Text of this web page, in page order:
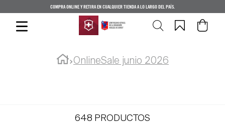
COMPRA ONLINE Y RETIRA EN CUALQUIER TIENDA A LO LARGO DEL PAÍS.
OnlineSale junio 2026
648 PRODUCTOS